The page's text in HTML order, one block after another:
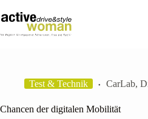
Inhalt
springen
Test & Technik CarLab,
Chancen der digitalen Mobilität